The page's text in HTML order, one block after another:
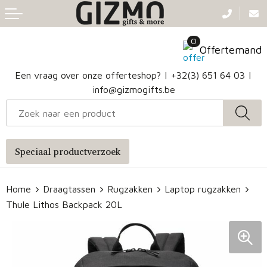
Een vraag over onze offerteshop? | +32(3) 651 64 03 |
info@gizmogifts.be
0
Offertemand
Klokken, horloges en weerstations
Sleutelhangers en Lanyards
Lampen en Gereedschap
Snoepgoed
Mokken & glazen
Badtextiel en Douche
Handschoenen en Sjaals
Blazers
Jassen
Hoofdbanden
Heuptassen
Papieren tassen
Reistassen
Autotassen
Speciaal productverzoek
Home Draagtassen Rugzakken
Laptop rugzakken
Thule Lithos Backpack 20L